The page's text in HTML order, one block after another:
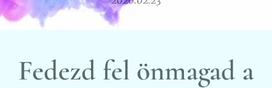
Fedezd fel önmagad a